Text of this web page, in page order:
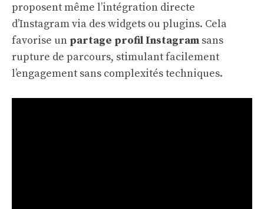
proposent même l’intégration directe
d’Instagram via des widgets ou plugins. Cela
favorise un partage profil Instagram sans
rupture de parcours, stimulant facilement
l’engagement sans complexités techniques.